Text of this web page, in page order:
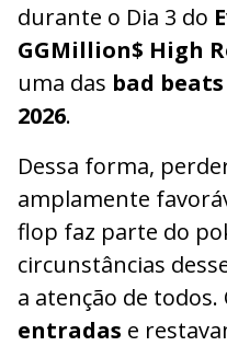
durante o Dia 3 do
GGMillion$ High
uma das bad beats
2026.
Dessa forma,
amplamente
flop faz parte do
circunstâncias
a atenção de
entradas e